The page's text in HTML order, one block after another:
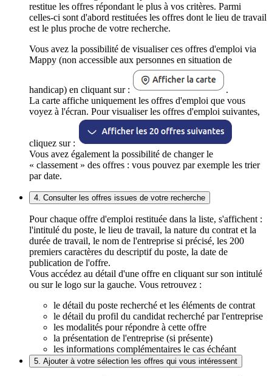
restitue les offres répondant le plus à vos critères. Parmi
celles-ci sont d'abord restituées les offres dont le lieu de travail
est le plus proche de votre recherche.
Vous avez la possibilité de visualiser ces offres d'emploi via
Mappy (non accessible aux personnes en situation de
handicap) en cliquant sur :
.
La carte affiche uniquement les offres d'emploi que vous
voyez à l'écran. Pour visualiser les offres d'emploi suivantes,
cliquez sur :
Vous avez également la possibilité de changer le
« classement » des offres : vous pouvez par exemple les trier
par date.
4. Consulter les offres issues de votre recherche
Pour chaque offre d'emploi restituée dans la liste, s'affichent :
l'intitulé du poste, le lieu de travail, la nature du contrat et la
durée de travail, le nom de l'entreprise si précisé, les 200
premiers caractères du descriptif du poste, la date de
publication de l'offre.
Vous accédez au détail d'une offre en cliquant sur son intitulé
ou sur le logo sur la gauche. Vous retrouvez :
le détail du poste recherché et les éléments de contrat
le détail du profil du candidat recherché par l'entreprise
les modalités pour répondre à cette offre
la présentation de l'entreprise (si présente)
les informations complémentaires le cas échéant
5. Ajouter à votre sélection les offres qui vous intéressent